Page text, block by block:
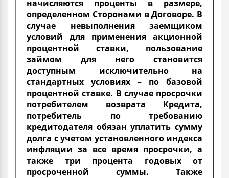
начисляются проценты в размере,
определенном Сторонами в Договоре. В
случае невыполнения заемщиком
условий для применения акционной
процентной ставки, пользование
займом для него становится
доступным исключительно на
стандартных условиях – по базовой
процентной ставке. В случае просрочки
потребителем возврата Кредита,
потребитель по требованию
кредитодателя обязан уплатить сумму
долга с учетом установленного индекса
инфляции за все время просрочки, а
также три процента годовых от
просроченной суммы. Также